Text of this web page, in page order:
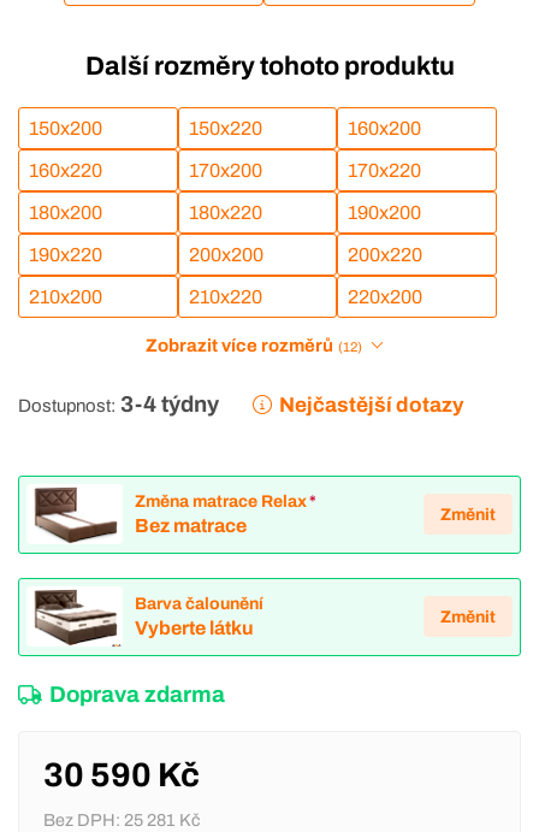
Další rozměry tohoto produktu
150x200 150x220 160x200
160x220 170x200 170x220
180x200 180x220 190x200
190x220 200x200 200x220
210x200 210x220 220x200
Zobrazit více rozměrů (12)
Dostupnost: 3-4 týdny Nejčastější dotazy
Změna matrace Relax*
Bez matrace
Změnit
Barva čalounění
Vyberte látku
Změnit
Doprava zdarma
30 590 Kč
Bez DPH: 25 281 Kč